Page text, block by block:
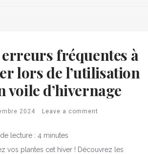
erreurs fréquentes à
lors de l’utilisation
voile d’hivernage
2024 Leave a comment
lecture : 4 minutes
vos plantes cet hiver ! Découvrez les